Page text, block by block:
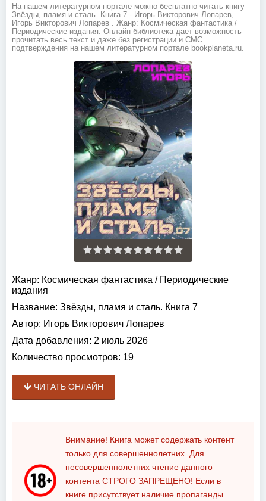
На нашем литературном портале можно бесплатно читать книгу
Звёзды, пламя и сталь. Книга 7 - Игорь Викторович Лопарев,
Игорь Викторович Лопарев . Жанр: Космическая фантастика /
Периодические издания. Онлайн библиотека дает возможность
прочитать весь текст и даже без регистрации и СМС
подтверждения на нашем литературном портале bookplaneta.ru.
Жанр: Космическая фантастика / Периодические
издания
Название: Звёзды, пламя и сталь. Книга 7
Автор: Игорь Викторович Лопарев
Дата добавления: 2 июль 2026
Количество просмотров: 19
ЧИТАТЬ ОНЛАЙН
Внимание! Книга может содержать контент
только для совершеннолетних. Для
несовершеннолетних чтение данного
контента СТРОГО ЗАПРЕЩЕНО! Если в
книге присутствует наличие пропаганды